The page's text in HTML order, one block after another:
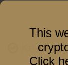
This
Click